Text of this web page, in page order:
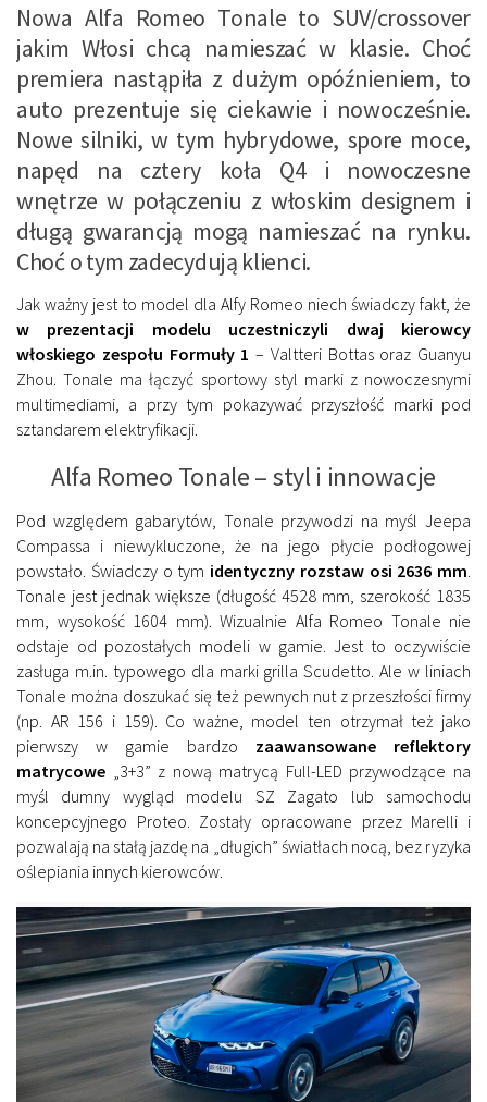
Nowa Alfa Romeo Tonale to SUV/crossover
jakim Włosi chcą namieszać w klasie. Choć
premiera nastąpiła z dużym opóźnieniem, to
auto prezentuje się ciekawie i nowocześnie.
Nowe silniki, w tym hybrydowe, spore moce,
napęd na cztery koła Q4 i nowoczesne
wnętrze w połączeniu z włoskim designem i
długą gwarancją mogą namieszać na rynku.
Choć o tym zadecydują klienci.
Jak ważny jest to model dla Alfy Romeo niech świadczy fakt, że
w prezentacji modelu uczestniczyli dwaj kierowcy
włoskiego zespołu Formuły 1 – Valtteri Bottas oraz Guanyu
Zhou. Tonale ma łączyć sportowy styl marki z nowoczesnymi
multimediami, a przy tym pokazywać przyszłość marki pod
sztandarem elektryfikacji.
Alfa Romeo Tonale – styl i innowacje
Pod względem gabarytów, Tonale przywodzi na myśl Jeepa
Compassa i niewykluczone, że na jego płycie podłogowej
powstało. Świadczy o tym identyczny rozstaw osi 2636 mm
Tonale jest jednak większe (długość 4528 mm, szerokość 1835
mm, wysokość 1604 mm). Wizualnie Alfa Romeo Tonale nie
odstaje od pozostałych modeli w gamie. Jest to oczywiście
zasługa m.in. typowego dla marki grilla Scudetto. Ale w liniach
Tonale można doszukać się też pewnych nut z przeszłości firmy
(np. AR 156 i 159). Co ważne, model ten otrzymał też jako
pierwszy w gamie bardzo zaawansowane reflektory
matrycowe „3+3” z nową matrycą Full-LED przywodzące na
myśl dumny wygląd modelu SZ Zagato lub samochodu
koncepcyjnego Proteo. Zostały opracowane przez Marelli i
pozwalają na stałą jazdę na „długich” światłach nocą, bez ryzyka
oślepiania innych kierowców.